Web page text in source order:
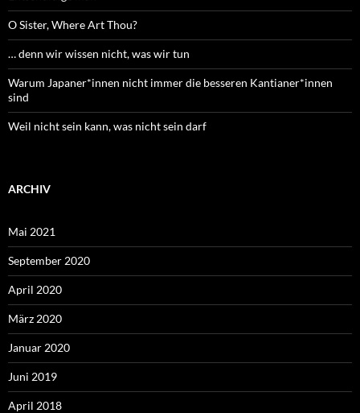
O Sister, Where Art Thou?
… denn wir wissen nicht, was wir tun
Warum Japaner*innen nicht immer die besseren Kantianer*innen
sind
Weil nicht sein kann, was nicht sein darf
ARCHIV
Mai 2021
September 2020
April 2020
März 2020
Januar 2020
Juni 2019
April 2018